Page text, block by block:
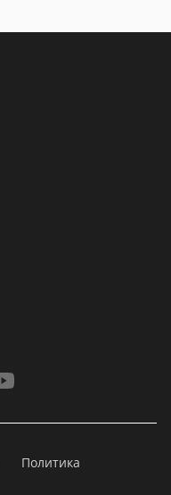
Политика